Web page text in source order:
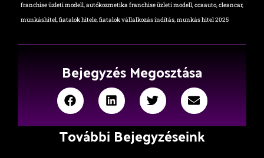
franchise üzleti modell, autókozmetika franchise üzleti modell, ccaauto, cleancar,
munkáshitel, fiatalok hitele, fiatalok vállalkozás indítás, munkás hitel 2025
Bejegyzés Megosztása
További Bejegyzéseink